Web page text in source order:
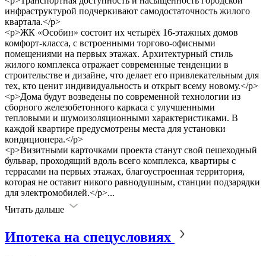
инфраструктурой подчеркивают самодостаточность жилого
квартала.</p>
<p>ЖК «Особин» состоит их четырёх 16-этажных домов
комфорт-класса, с встроенными торгово-офисными
помещениями на первых этажах. Архитектурный стиль
жилого комплекса отражает современные тенденции в
строительстве и дизайне, что делает его привлекательным для
тех, кто ценит индивидуальность и открыт всему новому.</p>
<p>Дома будут возведены по современной технологии из
сборного железобетонного каркаса с улучшенными
тепловыми и шумоизоляционными характеристиками. В
каждой квартире предусмотрены места для установки
кондиционера.</p>
<p>Визитными карточками проекта станут свой пешеходный
бульвар, проходящий вдоль всего комплекса, квартиры с
террасами на первых этажах, благоустроенная территория,
которая не оставит никого равнодушным, станции подзарядки
для электромобилей.</p>...
Читать дальше
Ипотека на спецусловиях